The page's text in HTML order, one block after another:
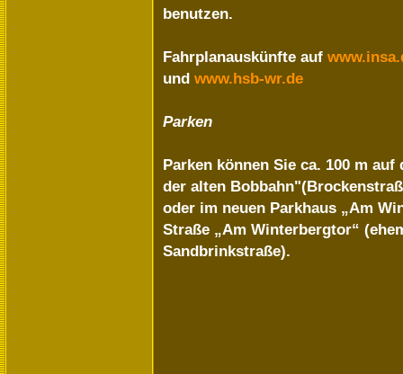
benutzen.
Fahrplanauskünfte auf
und www.hsb-wr.de
Parken
Parken können Sie ca. 100 m
der alten
oder im neuen Parkhaus „Am
Straße „Am Winterbergtor“
Sandbrinkstraße).